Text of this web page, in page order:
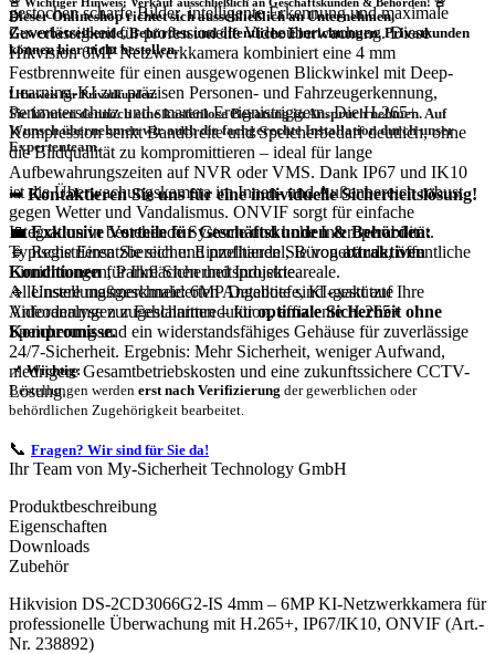
gestochen scharfe Bilder, intelligente Erkennung und maximale
Zuverlässigkeit für professionelle Videoüberwachung. Diese
Hikvision 6MP Netzwerkkamera kombiniert eine 4 mm
Festbrennweite für einen ausgewogenen Blickwinkel mit Deep-
Learning-KI zur präzisen Personen- und Fahrzeugerkennung,
Perimeterschutz und smarten Ereignistriggern. Die H.265+
Kompression senkt Bandbreite und Speicherbedarf deutlich, ohne
die Bildqualität zu kompromittieren – ideal für lange
Aufbewahrungszeiten auf NVR oder VMS. Dank IP67 und IK10
ist die Überwachungskamera im Innen- und Außenbereich robust
gegen Wetter und Vandalismus. ONVIF sorgt für einfache
Integration in bestehende Systeme und hohe Interoperabilität.
Typische Einsatzbereiche: Einzelhandel, Bürogebäude, öffentliche
Einrichtungen, Parkflächen und Industrieareale.
Alleinstellungsmerkmale: 6MP Detailtiefe, KI-gestützte
Videoanalyse zur Fehlalarmreduktion, effiziente H.265+
Speicherung und ein widerstandsfähiges Gehäuse für zuverlässige
24/7-Sicherheit. Ergebnis: Mehr Sicherheit, weniger Aufwand,
niedrigere Gesamtbetriebskosten und eine zukunftssichere CCTV-
Lösung.
Dieser Onlineshop richtet sichausschließlichan Unternehmen,
Gewerbetreibende, Behörden und öffentliche Einrichtungen.Privatkunden
können hier nicht bestellen.
❗Hinweis für Privatkunden:
Sie können dennoch einekostenlose Beratungin Anspruch nehmen. Auf
Wunsch übernehmen wir auch diefachgerechte Installationdurch unser
Expertenteam.
➡Kontaktieren Sie uns für eine individuelle Sicherheitslösung!
💼Exklusive Vorteile für Geschäftskunden & Behörden:
🔹 Registrieren Sie sich und profitieren Sie vonattraktiven
Konditionenfür Ihre Sicherheitsprojekte.
🔹 Unsere maßgeschneiderten Angebote sind exakt auf Ihre
Anforderungen zugeschnitten – füroptimale Sicherheit ohne
Kompromisse.
📌Wichtig:
Bestellungen werden erst nach Verifizierung der gewerblichen oder
behördlichen Zugehörigkeit bearbeitet.
📞 Fragen? Wir sind für Sie da!
Ihr Team von My-Sicherheit Technology GmbH
Produktbeschreibung
Eigenschaften
Downloads
Zubehör
Hikvision DS-2CD3066G2-IS 4mm – 6MP KI-Netzwerkkamera für
professionelle Überwachung mit H.265+, IP67/IK10, ONVIF (Art.-
Nr. 238892)